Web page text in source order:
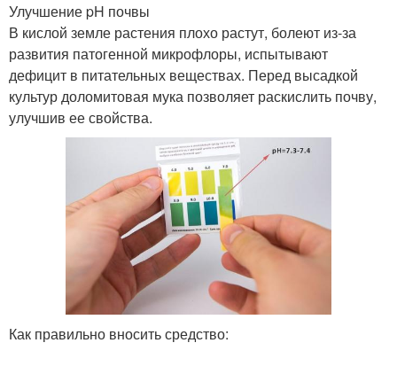
Улучшение pH почвы
В кислой земле растения плохо растут, болеют из-за
развития патогенной микрофлоры, испытывают
дефицит в питательных веществах. Перед высадкой
культур доломитовая мука позволяет раскислить почву,
улучшив ее свойства.
Как правильно вносить средство: